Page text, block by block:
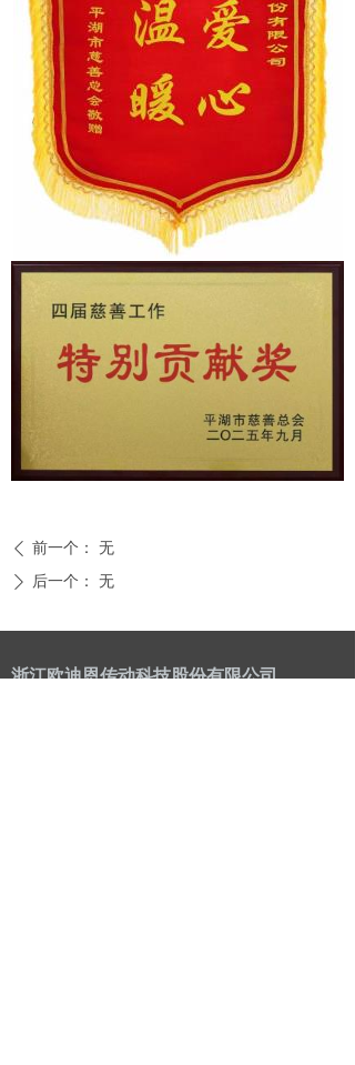
ꄴ 前一个： 无
ꄲ 后一个： 无
浙江欧迪恩传动科技股份有限公司